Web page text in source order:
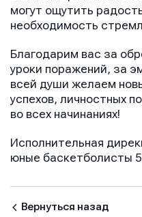
могут ощутить
необходимость
Благодарим вас за
уроки поражений, за
всей души желаем
успехов, личностных
во всех начинаниях!
Исполнительная
юные баскетболисты
Вернуться назад